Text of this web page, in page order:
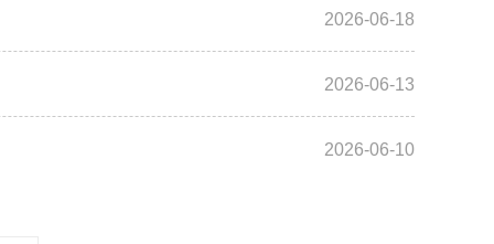
2026-06-18
2026-06-13
2026-06-10